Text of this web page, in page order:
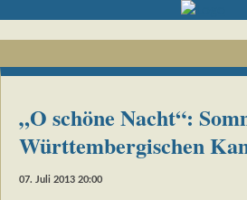
„O schöne Nacht“:
Württembergischen
07. Juli 2013 20:00